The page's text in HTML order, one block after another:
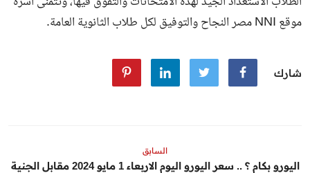
موقع NNI مصر النجاح والتوفيق لكل طلاب الثانوية العامة.
شارك
السابق
اليورو بكام ؟ .. سعر اليورو اليوم الاربعاء 1 مايو 2024 مقابل الجنية